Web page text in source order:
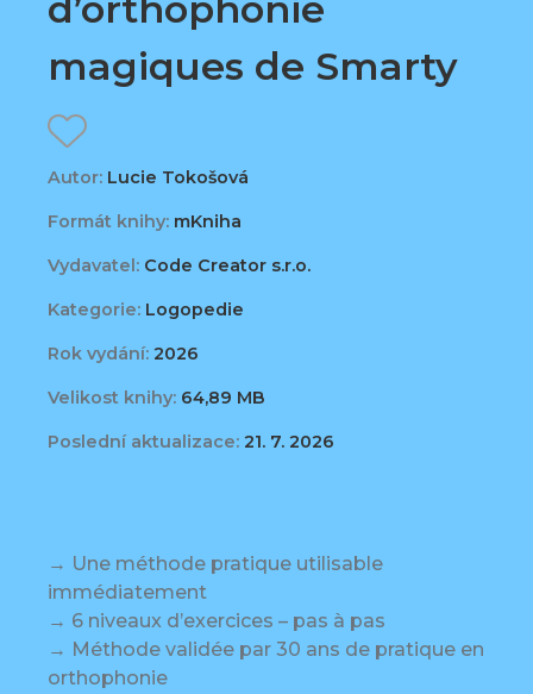
magiques de Smarty
Autor: Lucie Tokošová
Formát knihy: mKniha
Vydavatel: Code Creator s.r.o.
Kategorie: Logopedie
Rok vydání: 2026
Velikost knihy: 64,89 MB
Poslední aktualizace: 21. 7. 2026
→ Une méthode pratique utilisable
immédiatement
→ 6 niveaux d’exercices – pas à pas
→ Méthode validée par 30 ans de pratique en
orthophonie